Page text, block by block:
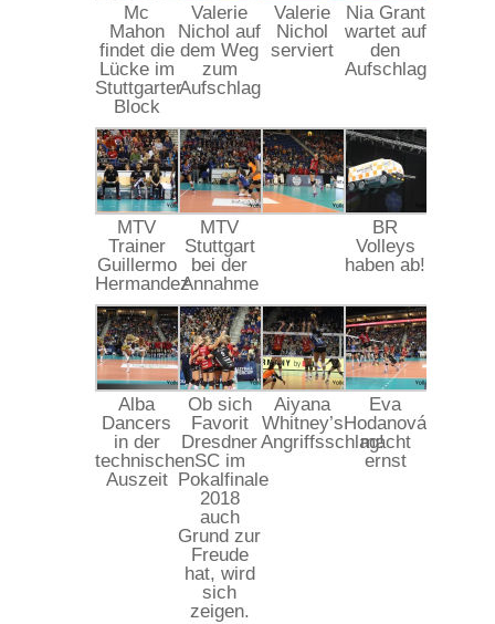
Mc
Mahon
findet die
Lücke im
Stuttgarter
Block
Valerie
Nichol auf
dem Weg
zum
Aufschlag
Valerie
Nichol
serviert
Nia Grant
wartet auf
den
Aufschlag
MTV
Trainer
Guillermo
Hermandez
MTV
Stuttgart
bei der
Annahme
BR
Volleys
haben ab!
Alba
Dancers
in der
technischen
Auszeit
Ob sich
Favorit
Dresdner
SC im
Pokalfinale
2018
auch
Grund zur
Freude
hat, wird
sich
zeigen.
Aiyana
Whitney’s
Angriffsschlag!
Eva
Hodanová
macht
ernst